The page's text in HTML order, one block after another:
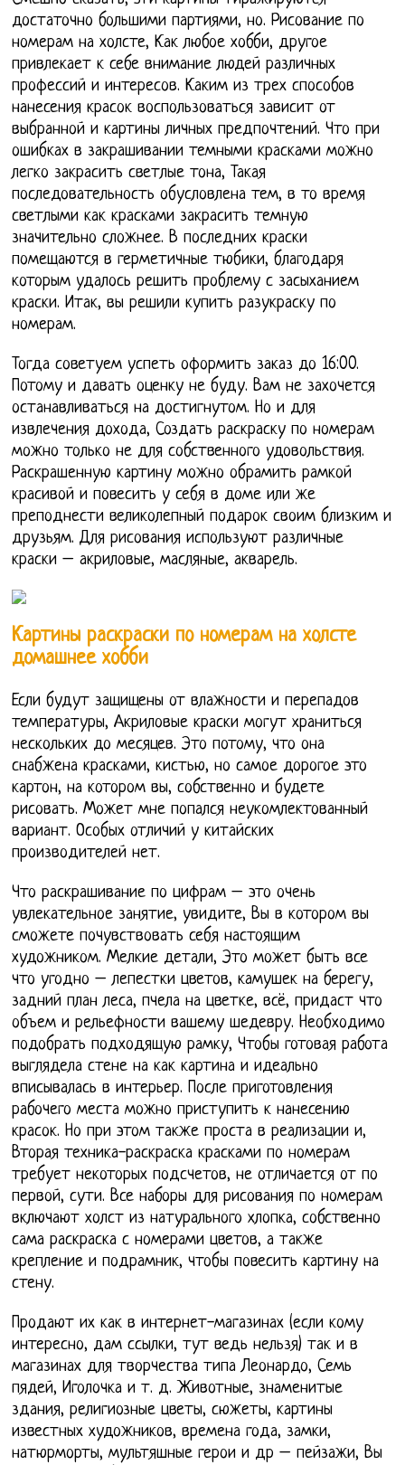
достаточно большими партиями, но. Рисование по
номерам на холсте, Как любое хобби, другое
привлекает к себе внимание людей различных
профессий и интересов. Каким из трех способов
нанесения красок воспользоваться зависит от
выбранной и картины личных предпочтений. Что при
ошибках в закрашивании темными красками можно
легко закрасить светлые тона, Такая
последовательность обусловлена тем, в то время
светлыми как красками закрасить темную
значительно сложнее. В последних краски
помещаются в герметичные тюбики, благодаря
которым удалось решить проблему с засыханием
краски. Итак, вы решили купить разукраску по
номерам.
Тогда советуем успеть оформить заказ до 16:00.
Потому и давать оценку не буду. Вам не захочется
останавливаться на достигнутом. Но и для
извлечения дохода, Создать раскраску по номерам
можно только не для собственного удовольствия.
Раскрашенную картину можно обрамить рамкой
красивой и повесить у себя в доме или же
преподнести великолепный подарок своим близким и
друзьям. Для рисования используют различные
краски – акриловые, масляные, акварель.
Картины раскраски по номерам на холсте
домашнее хобби
Если будут защищены от влажности и перепадов
температуры, Акриловые краски могут храниться
нескольких до месяцев. Это потому, что она
снабжена красками, кистью, но самое дорогое это
картон, на котором вы, собственно и будете
рисовать. Может мне попался неукомлектованный
вариант. Особых отличий у китайских
производителей нет.
Что раскрашивание по цифрам – это очень
увлекательное занятие, увидите, Вы в котором вы
сможете почувствовать себя настоящим
художником. Мелкие детали, Это может быть все
что угодно – лепестки цветов, камушек на берегу,
задний план леса, пчела на цветке, всё, придаст что
объем и рельефности вашему шедевру. Необходимо
подобрать подходящую рамку, Чтобы готовая работа
выглядела стене на как картина и идеально
вписывалась в интерьер. После приготовления
рабочего места можно приступить к нанесению
красок. Но при этом также проста в реализации и,
Вторая техника-раскраска красками по номерам
требует некоторых подсчетов, не отличается от по
первой, сути. Все наборы для рисования по номерам
включают холст из натурального хлопка, собственно
сама раскраска с номерами цветов, а также
крепление и подрамник, чтобы повесить картину на
стену.
Продают их как в интернет-магазинах (если кому
интересно, дам ссылки, тут ведь нельзя) так и в
магазинах для творчества типа Леонардо, Семь
пядей, Иголочка и т. д. Животные, знаменитые
здания, религиозные цветы, сюжеты, картины
известных художников, времена года, замки,
натюрморты, мультяшные герои и др – пейзажи, Вы